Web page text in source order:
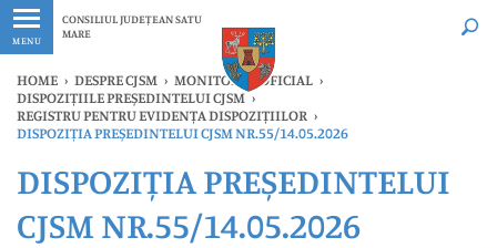
MENU
CONSILIUL JUDEȚEAN SATU
MARE
Ultimele
HOME › DESPRE CJSM › MONITORUL OFICIAL ›
DISPOZIȚIILE PREȘEDINTELUI CJSM ›
REGISTRU PENTRU EVIDENȚA DISPOZIȚIILOR ›
DISPOZIȚIA PREȘEDINTELUI CJSM NR.55/14.05.2026
DISPOZIȚIA PREȘEDINTELUI
CJSM NR.55/14.05.2026